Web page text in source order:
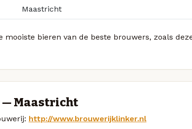
Maastricht
mooiste bieren van de beste brouwers, zoals
Maastricht
http://www.brouwerijklinker.nl